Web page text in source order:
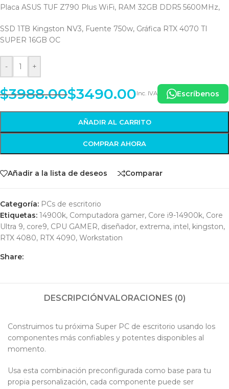
Placa ASUS TUF Z790 Plus WiFi, RAM 32GB DDR5 5600MHz,
SSD 1TB Kingston NV3, Fuente 750w, Gráfica RTX 4070 TI
SUPER 16GB OC
- +
$3988.00$3490.00Inc. IVA Escríbenos
AÑADIR AL CARRITO
COMPRAR AHORA
Añadir a la lista de deseos Comparar
Categoría: PCs de escritorio
Etiquetas: 14900k, Computadora gamer, Core i9-14900k, Core
Ultra 9, core9, CPU GAMER, diseñador, extrema, intel, kingston,
RTX 4080, RTX 4090, Workstation
Share:
DESCRIPCIÓNVALORACIONES (0)
Construimos tu próxima Super PC de escritorio usando los
componentes más confiables y potentes disponibles al
momento.
Usa esta combinación preconfigurada como base para tu
propia personalización, cada componente puede ser